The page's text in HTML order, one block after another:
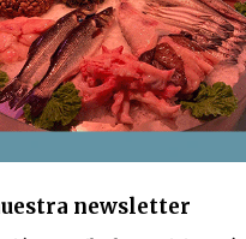
newsletter